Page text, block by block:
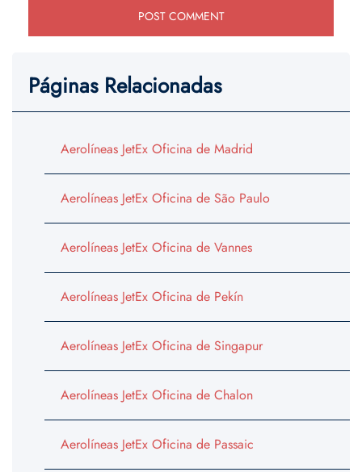
Páginas Relacionadas
Aerolíneas JetEx Oficina de Madrid
Aerolíneas JetEx Oficina de São Paulo
Aerolíneas JetEx Oficina de Vannes
Aerolíneas JetEx Oficina de Pekín
Aerolíneas JetEx Oficina de Singapur
Aerolíneas JetEx Oficina de Chalon
Aerolíneas JetEx Oficina de Passaic